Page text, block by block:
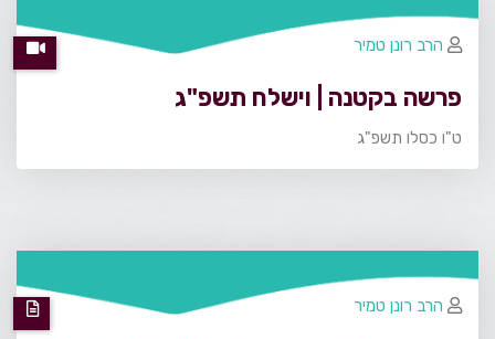
פרשה בקטנה | וישלח תשפ"ג
ט"ו כסלו תשפ"ג
הרב רונן טמיר
הרב רונן טמיר